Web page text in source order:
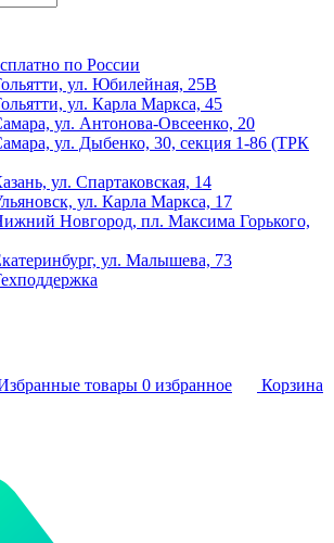
по России
ул. Юбилейная, 25В
ул. Карла Маркса, 45
ул. Антонова-Овсеенко, 20
ул. Дыбенко, 30, секция 1-86 (ТРК
ул. Спартаковская, 14
ул. Карла Маркса, 17
Новгород, пл. Максима Горького,
ул. Малышева, 73
товары 0 избранное
Корзина